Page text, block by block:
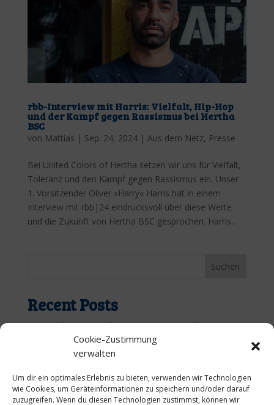
Cookie-Zustimmung
verwalten
Um dir ein optimales Erlebnis zu bieten, verwenden wir Technologien
wie Cookies, um Geräteinformationen zu speichern und/oder darauf
zuzugreifen. Wenn du diesen Technologien zustimmst, können wir
rbb-Interview mit Harris: Vielfalt, Hip-Hop
und der Kampf gegen Rassismus bei Hertha
BSC
von Mattias | Sep. 24, 2024| Aus dem Netz, Presse
Bei United Colors of Hertha setzen wir uns für Vielfalt,
Toleranz und den Kampf gegen Rassismus ein. Unser
1. Vorsitzender Oliver »Harry« Harris hat in einem
Interview mit rbb|24 eindrucksvoll über diese Werte
und die Zukunft von Hertha BSC gesprochen. Harris...
Suchen
Recent Posts
„Nur nach Hause“ – die Hymne unseres Lebens.
Zurück zu den Wurzeln: Unsere UCOHxKMB-Retro-
Jerseys 1930/31
Gemeinsam stark: Die UCOH Bären-Kollektion
sammelt 4.277 € für den guten Zweck